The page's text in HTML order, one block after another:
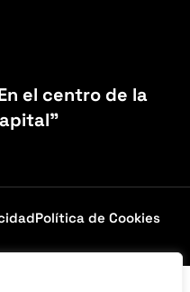
el centro de la
Política de Cookies